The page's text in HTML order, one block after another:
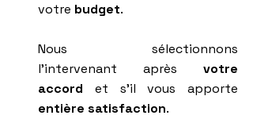
votre budget.
Nous sélectionnons
l'intervenant après votre
accord et s'il vous apporte
entière satisfaction.